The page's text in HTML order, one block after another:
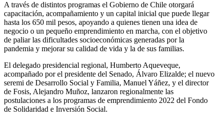
A través de distintos programas el Gobierno de Chile otorgará
capacitación, acompañamiento y un capital inicial que puede llegar
hasta los 650 mil pesos, apoyando a quienes tienen una idea de
negocio o un pequeño emprendimiento en marcha, con el objetivo
de paliar las dificultades socioeconómicas generadas por la
pandemia y mejorar su calidad de vida y la de sus familias.
El delegado presidencial regional, Humberto Aqueveque,
acompañado por el presidente del Senado, Álvaro Elizalde; el nuevo
seremi de Desarrollo Social y Familia, Manuel Yáñez, y el director
de Fosis, Alejandro Muñoz, lanzaron regionalmente las
postulaciones a los programas de emprendimiento 2022 del Fondo
de Solidaridad e Inversión Social.